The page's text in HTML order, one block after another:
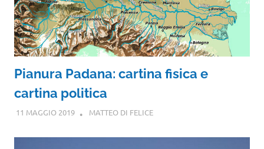
Pianura Padana: cartina fisica e
cartina politica
11 MAGGIO 2019 MATTEO DI FELICE